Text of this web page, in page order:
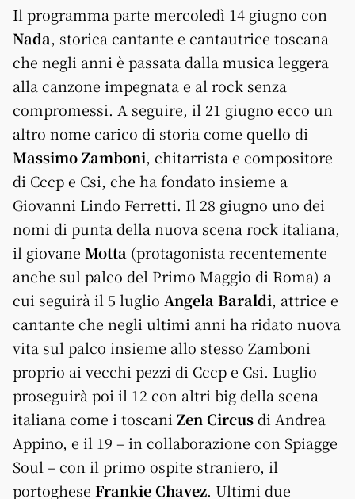
Il programma parte mercoledì 14 giugno con
Nada, storica cantante e cantautrice toscana
che negli anni è passata dalla musica leggera
alla canzone impegnata e al rock senza
compromessi. A seguire, il 21 giugno ecco un
altro nome carico di storia come quello di
Massimo Zamboni, chitarrista e compositore
di Cccp e Csi, che ha fondato insieme a
Giovanni Lindo Ferretti. Il 28 giugno uno dei
nomi di punta della nuova scena rock italiana,
il giovane Motta (protagonista recentemente
anche sul palco del Primo Maggio di Roma) a
cui seguirà il 5 luglio Angela Baraldi, attrice e
cantante che negli ultimi anni ha ridato nuova
vita sul palco insieme allo stesso Zamboni
proprio ai vecchi pezzi di Cccp e Csi. Luglio
proseguirà poi il 12 con altri big della scena
italiana come i toscani Zen Circusdi Andrea
Appino, e il 19 – in collaborazione con Spiagge
Soul – con il primo ospite straniero, il
portoghese Frankie Chavez. Ultimi due